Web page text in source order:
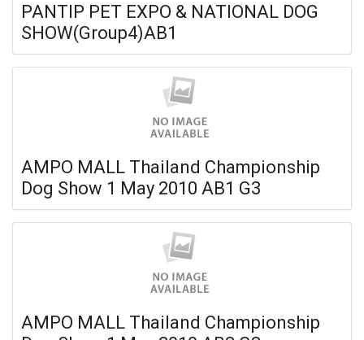
PANTIP PET EXPO & NATIONAL DOG
SHOW(Group4)AB1
AMPO MALL Thailand Championship
Dog Show 1 May 2010 AB1 G3
AMPO MALL Thailand Championship